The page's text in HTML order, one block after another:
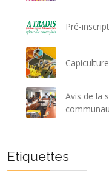
Pré-
Avis de la
Etiquettes